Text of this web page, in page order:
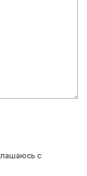
с